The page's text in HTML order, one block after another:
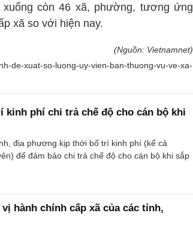
còn 46 xã, phường, tương ứng
xã so với hiện nay.
(Nguồn: Vietnamnet)
de-xuat-so-luong-uy-vien-ban-thuong-vu-ve-xa-
kinh phí chi trả chế độ cho cán bộ khi
địa phương kịp thời bố trí kinh phí (kể cả
để đảm bảo chi trả chế độ cho cán bộ khi sắp
hành chính cấp xã của các tỉnh,